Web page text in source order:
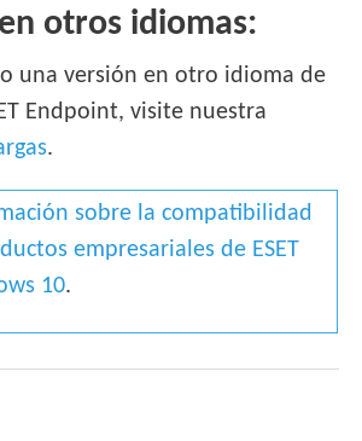
otros idiomas:
una versión en otro idioma de
Endpoint, visite nuestra
.
sobre la compatibilidad
empresariales de ESET
10.